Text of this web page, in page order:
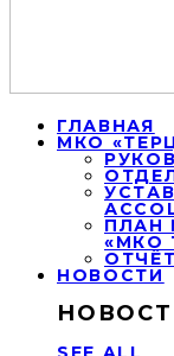
ГЛАВНАЯ
МКО
ПЛАН
«МКО
НОВОСТИ